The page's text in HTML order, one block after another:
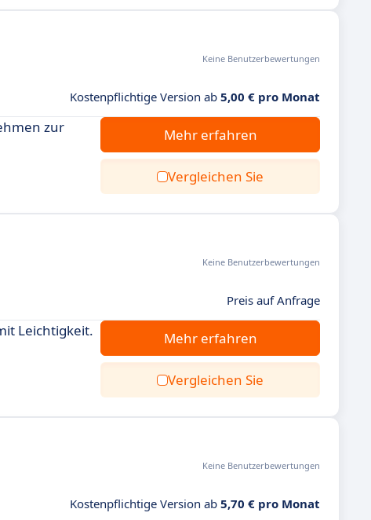
Keine Benutzerbewertungen
Kostenpflichtige Version ab 5,00 € pro Monat
zur
Mehr erfahren
Vergleichen Sie
Keine Benutzerbewertungen
Preis auf Anfrage
Leichtigkeit. Mehr erfahren
Vergleichen Sie
Keine Benutzerbewertungen
Kostenpflichtige Version ab 5,70 € pro Monat